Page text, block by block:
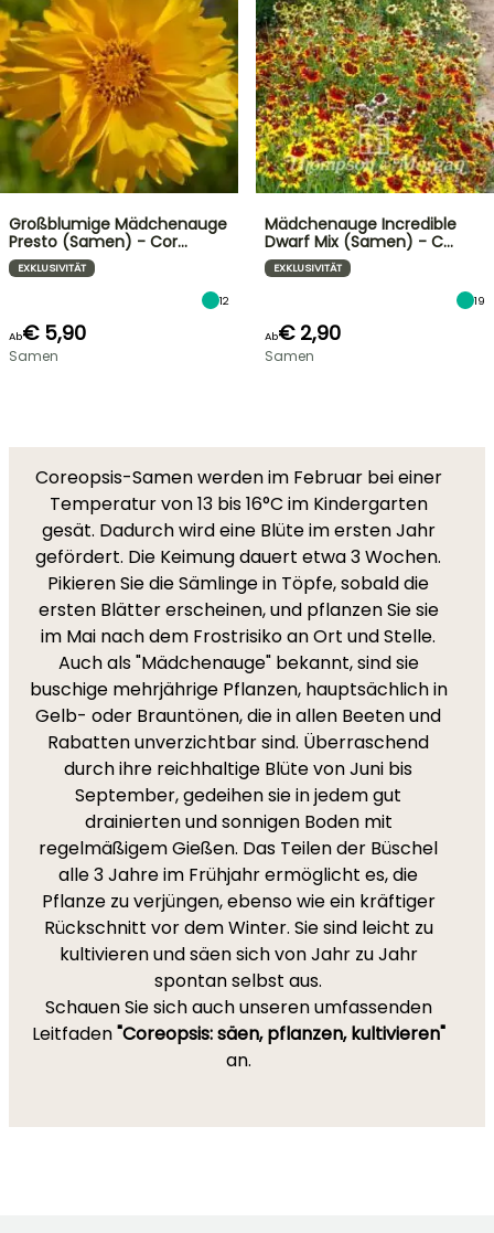
Großblumige Mädchenauge
Presto (Samen) - Cor…
EXKLUSIVITÄT
12
Ab€ 5,90
Samen
Mädchenauge Incredible
Dwarf Mix (Samen) - C…
EXKLUSIVITÄT
19
Ab€ 2,90
Samen
Coreopsis-Samen werden im Februar bei einer
Temperatur von 13 bis 16°C im Kindergarten
gesät. Dadurch wird eine Blüte im ersten Jahr
gefördert. Die Keimung dauert etwa 3 Wochen.
Pikieren Sie die Sämlinge in Töpfe, sobald die
ersten Blätter erscheinen, und pflanzen Sie sie
im Mai nach dem Frostrisiko an Ort und Stelle.
Auch als "Mädchenauge" bekannt, sind sie
buschige mehrjährige Pflanzen, hauptsächlich in
Gelb- oder Brauntönen, die in allen Beeten und
Rabatten unverzichtbar sind. Überraschend
durch ihre reichhaltige Blüte von Juni bis
September, gedeihen sie in jedem gut
drainierten und sonnigen Boden mit
regelmäßigem Gießen. Das Teilen der Büschel
alle 3 Jahre im Frühjahr ermöglicht es, die
Pflanze zu verjüngen, ebenso wie ein kräftiger
Rückschnitt vor dem Winter. Sie sind leicht zu
kultivieren und säen sich von Jahr zu Jahr
spontan selbst aus.
Schauen Sie sich auch unseren umfassenden
Leitfaden"Coreopsis: säen, pflanzen, kultivieren"
an.